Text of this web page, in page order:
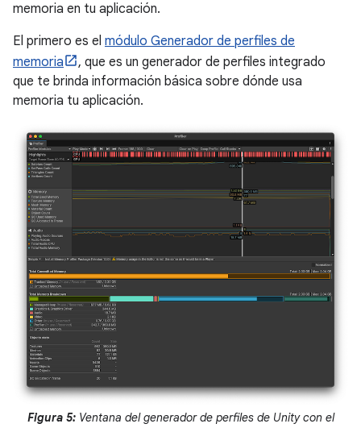
memoria en tu aplicación.
El primero es el módulo Generador de perfiles de
memoria
, que es un generador de perfiles integrado
que te brinda información básica sobre dónde usa
memoria tu aplicación.
Figura 5:Ventana del generador de perfiles de Unity con el